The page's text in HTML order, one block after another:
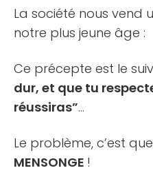
La société nous vend
notre plus jeune âge :
Ce précepte est le
dur, et que tu
réussiras”…
Le problème, c’est
MENSONGE !